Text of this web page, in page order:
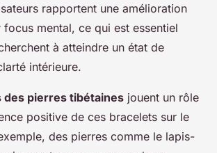
rapportent une amélioration
mental, ce qui est essentiel
à atteindre un état de
intérieure.
des pierres tibétaines jouent un rôle
positive de ces bracelets sur le
des pierres comme le lapis-